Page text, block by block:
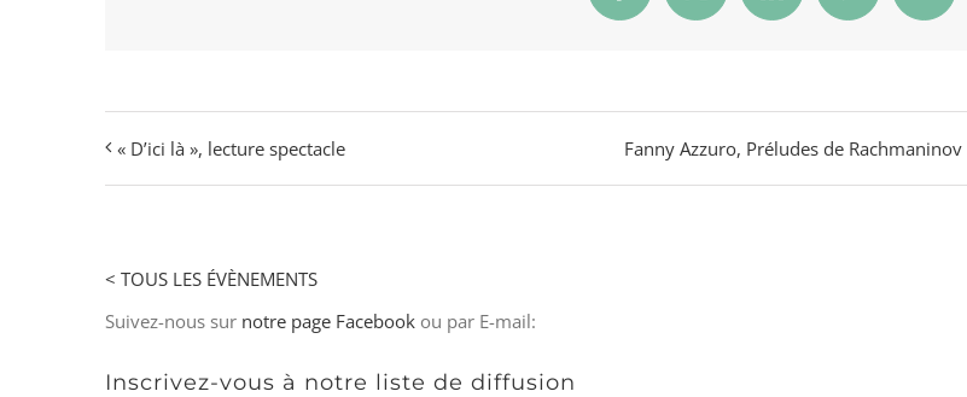
« D’ici là », lecture spectacle Fanny Azzuro, Préludes de Rachmaninov
< TOUS LES ÉVÈNEMENTS
Suivez-nous sur notre page Facebook ou par E-mail:
Inscrivez-vous à notre liste de diffusion